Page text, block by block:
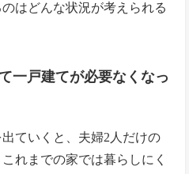
はどんな状況が考えられる
一戸建てが必要なくなっ
ていくと、夫婦2人だけの
れまでの家では暮らしにく